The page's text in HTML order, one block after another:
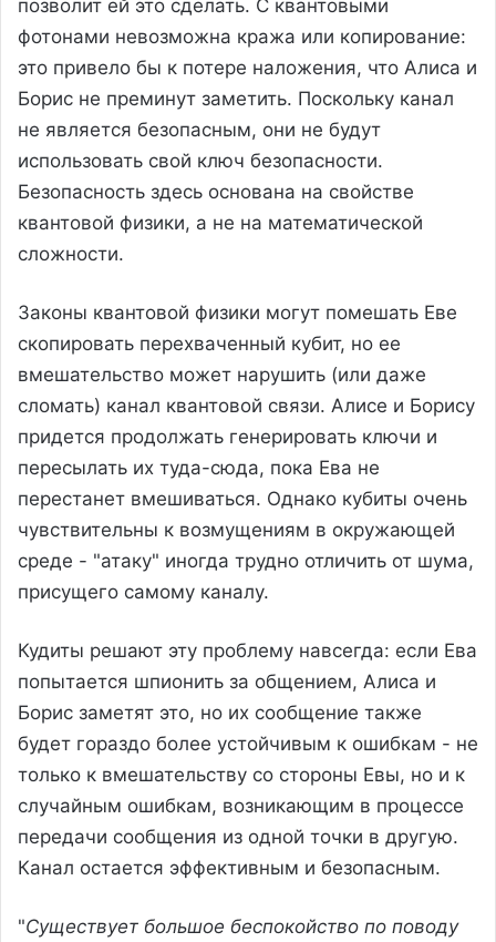
позволит ей это сделать. С квантовыми
фотонами невозможна кража или копирование:
это привело бы к потере наложения, что Алиса и
Борис не преминут заметить. Поскольку канал
не является безопасным, они не будут
использовать свой ключ безопасности.
Безопасность здесь основана на свойстве
квантовой физики, а не на математической
сложности.
Законы квантовой физики могут помешать Еве
скопировать перехваченный кубит, но ее
вмешательство может нарушить (или даже
сломать) канал квантовой связи. Алисе и Борису
придется продолжать генерировать ключи и
пересылать их туда-сюда, пока Ева не
перестанет вмешиваться. Однако кубиты очень
чувствительны к возмущениям в окружающей
среде - "атаку" иногда трудно отличить от шума,
присущего самому каналу.
Кудиты решают эту проблему навсегда: если Ева
попытается шпионить за общением, Алиса и
Борис заметят это, но их сообщение также
будет гораздо более устойчивым к ошибкам - не
только к вмешательству со стороны Евы, но и к
случайным ошибкам, возникающим в процессе
передачи сообщения из одной точки в другую.
Канал остается эффективным и безопасным.
"Существует большое беспокойство по поводу